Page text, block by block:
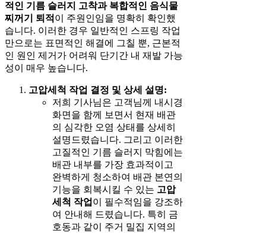
적인 기름 슬러지 고착과 복합적인 음식물
찌꺼기 퇴적 이 주원인임을 명확히 확인했
습니다. 이러한 경우 일반적인 스프링 작업
만으로는 표면적인 해결에 그칠 뿐, 근본적
인 원인 제거가 어려워 단기간 내 재발 가능
성이 매우 높습니다.
고압세척 작업 결정 및 상세 설명:
저희 기사님은 고객님께 내시경
화면을 함께 보면서 현재 배관
의 심각한 오염 상태를 상세히
설명드렸습니다. 그리고 이러한
고질적인 기름 슬러지 막힘에는
배관 내부를 가장 효과적이고
완벽하게 청소하여 배관 본연의
기능을 회복시킬 수 있는 고압
세척 작업 이 필수적임을 강조하
여 안내해 드렸습니다. 특히 금
호동과 같이 주거 밀집 지역의